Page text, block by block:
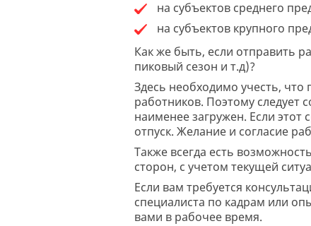
на субъектов среднего
на субъектов крупного
Как же быть, если отправить
пиковый сезон и т.д)?
Здесь необходимо учесть, что
работников. Поэтому следует
наименее загружен. Если этот
отпуск. Желание и согласие
Также всегда есть
сторон, с учетом текущей
Если вам требуется
специалиста по кадрам или
вами в рабочее время.